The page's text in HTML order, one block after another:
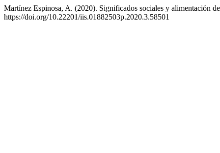
Martínez Espinosa, A. (2020). Significados sociales y alimentación
https://doi.org/10.22201/iis.01882503p.2020.3.58501